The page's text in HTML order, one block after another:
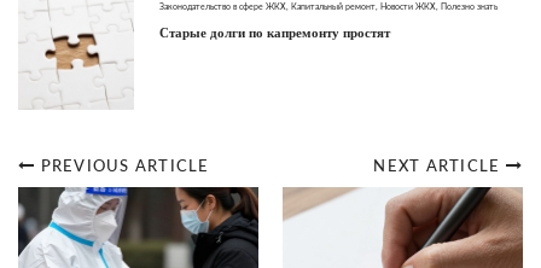
Законодательство в сфере ЖКХ Капитальный ремонт Новости ЖКХ Полезно знать
Старые долги по капремонту простят
Post
navigation
NEXT ARTICLE
PREVIOUS ARTICLE